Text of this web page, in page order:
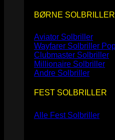
BØRNE SOLBRILLER
Aviator Solbriller
Wayfarer Solbriller
Clubmaster Solbriller
Millionaire Solbriller
Andre Solbriller
FEST SOLBRILLER
Alle Fest Solbriller